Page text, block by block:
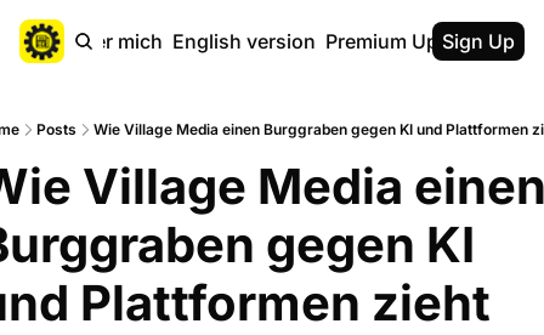
Über mich English version Premium Upgrade
Sign Up
Posts Wie Village Media einen Burggraben gegen KI und Plattformen
Village Media
gegen KI
Plattformen zieht